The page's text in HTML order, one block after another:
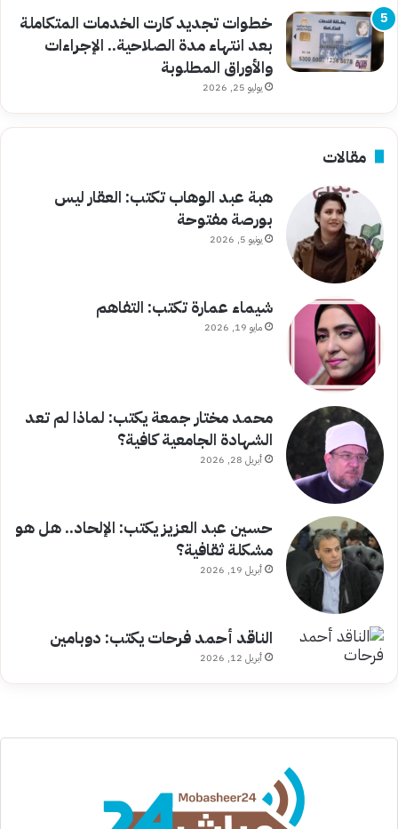
خطوات تجديد كارت الخدمات المتكاملة
بعد انتهاء مدة الصلاحية.. الإجراءات
والأوراق المطلوبة
يوليو 25, 2026
مقالات
هبة عبد الوهاب تكتب: العقار ليس
بورصة مفتوحة
يونيو 5, 2026
شيماء عمارة تكتب: التفاهم
مايو 19, 2026
محمد مختار جمعة يكتب: لماذا لم تعد
الشهادة الجامعية كافية؟
أبريل 28, 2026
حسين عبد العزيز يكتب: الإلحاد.. هل هو
مشكلة ثقافية؟
أبريل 19, 2026
الناقد أحمد فرحات يكتب: دوبامين
أبريل 12, 2026